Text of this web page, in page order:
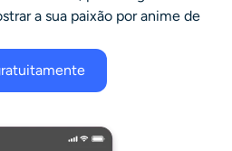
a sua paixão por anime de